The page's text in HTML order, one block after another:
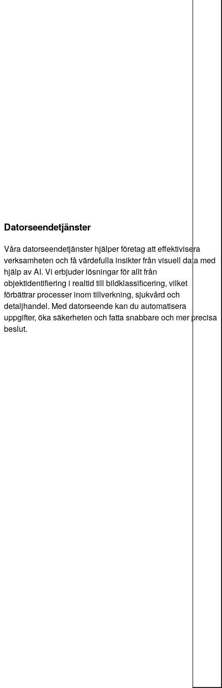
Datorseendetjänster
Våra datorseendetjänster hjälper företag att effektivisera
verksamheten och få värdefulla insikter från visuell data med
hjälp av AI. Vi erbjuder lösningar för allt från
objektidentifiering i realtid till bildklassificering, vilket
förbättrar processer inom tillverkning, sjukvård och
detaljhandel. Med datorseende kan du automatisera
uppgifter, öka säkerheten och fatta snabbare och mer precisa
beslut.